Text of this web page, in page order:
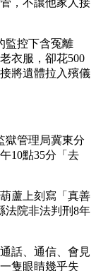
監控下含冤離
衣服，卻花500
將遺體拉入殯儀
獄管理局冀東分
10點35分「去
蘆上刻寫「真善
法院非法判刑8年
話、通信、會見
隻眼睛幾乎失